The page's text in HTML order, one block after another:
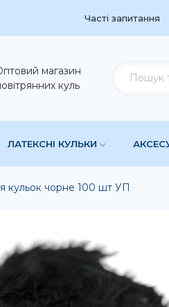
Часті запитання
магазин
куль
ЛАТЕКСНІ КУЛЬКИ
кульок чорне 100 шт УП